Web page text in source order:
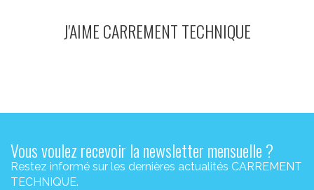
J'AIME CARREMENT TECHNIQUE
Vous voulez recevoir la newsletter mensuelle ?
Restez informé sur les dernières actualités CARREMENT
TECHNIQUE.